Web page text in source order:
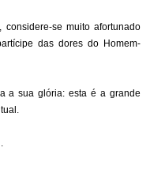
se muito afortunado
das dores do Homem-
a sua glória: esta é a grande